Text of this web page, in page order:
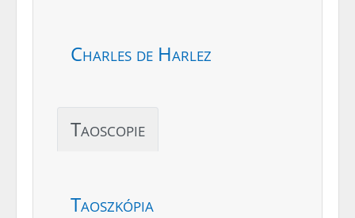
Charles de Harlez
Taoscopie
Taoszkópia